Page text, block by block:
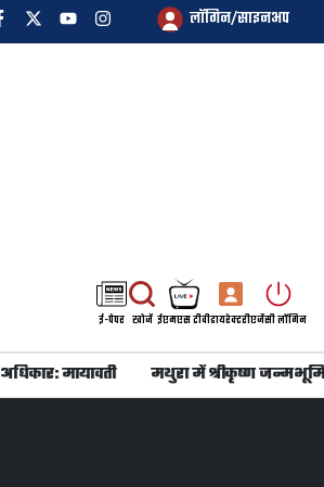
लॉगिन/साइनअप
ई-पेपर खोजें ईएमएस टीवीडायरेक्टरीएजेंसी लॉगिन
मायावती मथुरा में श्रीकृष्ण जन्मभूमि